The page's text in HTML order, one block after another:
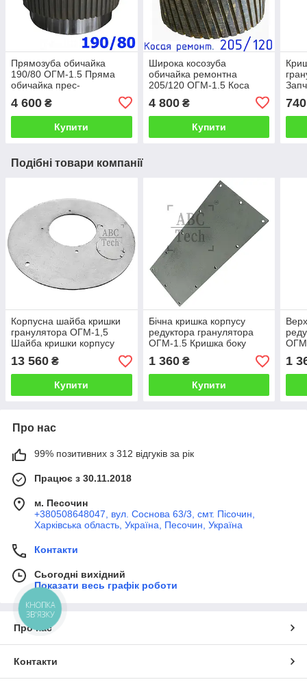
Прямозуба обичайка
190/80 ОГМ-1.5 Пряма
обичайка прес-
Вузька обичайка ОГМ з
прямим зубом
4 600 ₴
Купити
Широка косозуба
обичайка ремонтна
205/120 ОГМ-1.5 Коса
гранулятора ОГМ 1,5
Обичайка ОГМ
4 800₴
Купити
740
Подібні товари компанії
Корпусна шайба кришки
гранулятора ОГМ-1,5
Шайба кришки корпусу
Шайба преса ОГМ 1 5
13 560 ₴
Купити
Бічна кришка корпусу
редуктора гранулятора
ОГМ-1.5 Кришка боку
кришка корпусу ОГМ 1
1 360₴
Купити
1
Про нас
99% позитивних з 312 відгуків за рік
Працює з 30.11.2018
м. Песочин
+380508648047, вул. Соснова 63/3, смт. Пісочин,
Харківська область, Україна, Песочин, Україна
Контакти
Сьогодні вихідний
Показати весь графік роботи
Про нас
Контакти
КНОПКА
ЗВ'ЯЗКУ